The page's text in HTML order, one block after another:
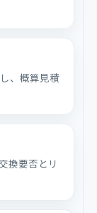
、概算見積
換要否とリ